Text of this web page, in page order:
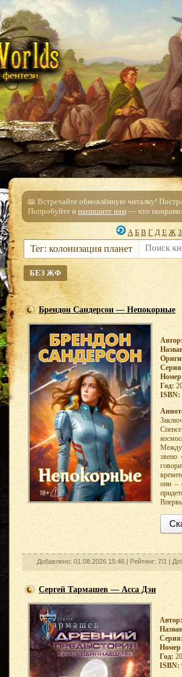
📖 Встречайте обновлённую читалку!
Попробуйте и напишите нам — что
А Б В Г Д Е Ж З
Тег: колонизация планет
БЕЗ ЖФ
Брендон Сандерсон — Непокорные
Автор:
Номер
Год:
ISBN:
Между
звено
они –
Добавлено: 01.08.2026 15:46 | Рейтинг: 7/1 |
Сергей Тармашев — Асса Дэи
Автор:
Серия:
Номер
Год:
ISBN: